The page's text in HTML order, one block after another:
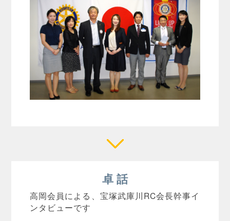
卓 話
高岡会員による、宝塚武庫川RC会長幹事イ
ンタビューです